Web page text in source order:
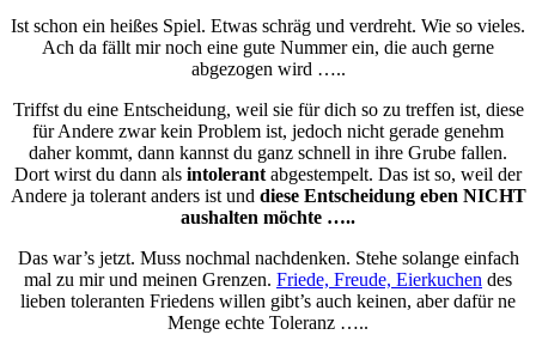
Ist schon ein heißes Spiel. Etwas schräg und verdreht. Wie so vieles.
Ach da fällt mir noch eine gute Nummer ein, die auch gerne
abgezogen wird …..
Triffst du eine Entscheidung, weil sie für dich so zu treffen ist, diese
für Andere zwar kein Problem ist, jedoch nicht gerade genehm
daher kommt, dann kannst du ganz schnell in ihre Grube fallen.
Dort wirst du dann als intolerantabgestempelt. Das ist so, weil der
Andere ja tolerant anders ist und diese Entscheidung eben NICHT
aushalten möchte …..
Das war’s jetzt. Muss nochmal nachdenken. Stehe solange einfach
mal zu mir und meinen Grenzen. Friede, Freude, Eierkuchen des
lieben toleranten Friedens willen gibt’s auch keinen, aber dafür ne
Menge echte Toleranz …..